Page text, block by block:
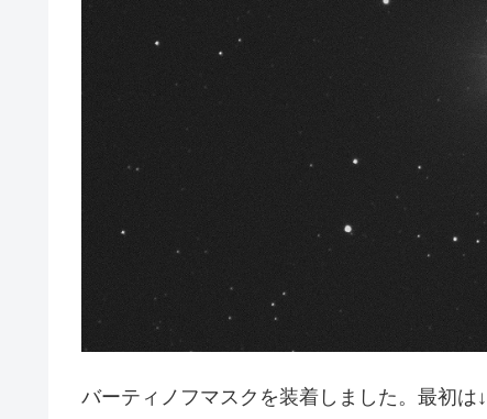
バーティノフマスクを装着しました。最初は